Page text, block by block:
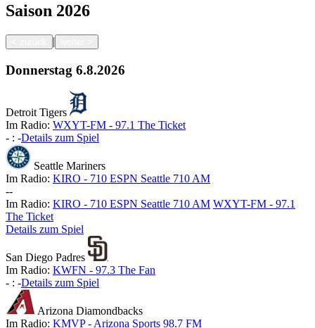
Saison 2026
|
Donnerstag 6.8.2026
Detroit Tigers
Im Radio: WXYT-FM - 97.1 The Ticket
- : -Details zum Spiel
Seattle Mariners
Im Radio: KIRO - 710 ESPN Seattle 710 AM
--
Im Radio: KIRO - 710 ESPN Seattle 710 AM WXYT-FM - 97.1
The Ticket
Details zum Spiel
San Diego Padres
Im Radio: KWFN - 97.3 The Fan
- : -Details zum Spiel
Arizona Diamondbacks
Im Radio: KMVP - Arizona Sports 98.7 FM